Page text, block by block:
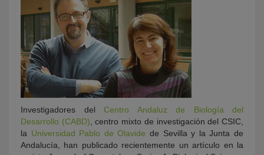
Investigadores del Centro Andaluz de Biología del
Desarrollo (CABD) , centro mixto de investigación del CSIC,
la Universidad Pablo de Olavide de Sevilla y la Junta de
Andalucía, han publicado recientemente un artículo en la